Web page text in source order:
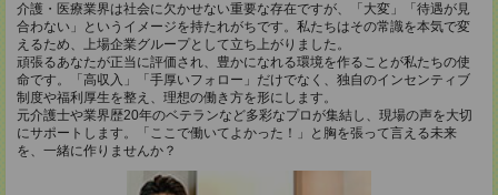
介護・医療業界は社会に欠かせない重要な存在ですが、「大変」「待遇が見
合わない」というイメージを持たれがちです。私たちはその常識を本気で変
えるため、上場企業グループとして立ち上がりました。
頑張るあなたが正当に評価され、豊かになれる環境を作ることが私たちの使
命です。「高収入」「手厚いフォロー」だけでなく、独自のインセンティブ
制度や福利厚生を整え、理想の働き方を形にします。
元介護士や業界歴20年のベテランなど多彩なプロが集結し、現場の声を大切
にサポートします。「ここで働いてよかった！」と胸を張って言える未来
を、一緒に作りませんか？